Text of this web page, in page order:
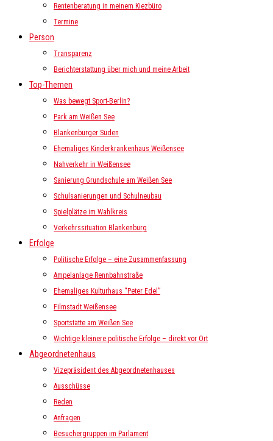
Rentenberatung in meinem Kiezbüro
Termine
Person
Transparenz
Berichterstattung über mich und meine Arbeit
Top-Themen
Was bewegt Sport-Berlin?
Park am Weißen See
Blankenburger Süden
Ehemaliges Kinderkrankenhaus Weißensee
Nahverkehr in Weißensee
Sanierung Grundschule am Weißen See
Schulsanierungen und Schulneubau
Spielplätze im Wahlkreis
Verkehrssituation Blankenburg
Erfolge
Politische Erfolge – eine Zusammenfassung
Ampelanlage Rennbahnstraße
Ehemaliges Kulturhaus “Peter Edel”
Filmstadt Weißensee
Sportstätte am Weißen See
Wichtige kleinere politische Erfolge – direkt vor Ort
Abgeordnetenhaus
Vizepräsident des Abgeordnetenhauses
Ausschüsse
Reden
Anfragen
Besuchergruppen im Parlament